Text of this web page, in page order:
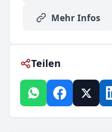
Mehr Infos
Teilen